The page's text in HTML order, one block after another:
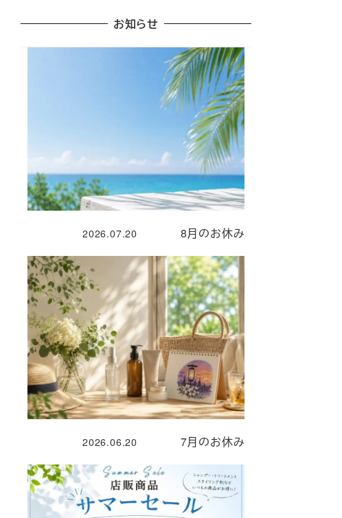
お知らせ
8月のお休み
投稿日
2026.07.20
7月のお休み
投稿日
2026.06.20